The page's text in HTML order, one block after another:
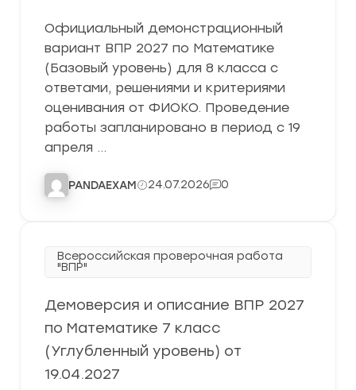
Официальный демонстрационный
вариант ВПР 2027 по Математике
(Базовый уровень) для 8 класса с
ответами, решениями и критериями
оценивания от ФИОКО. Проведение
работы запланировано в период с 19
апреля …
PANDAEXAM 24.07.2026 0
Всероссийская проверочная работа
"ВПР"
Демоверсия и описание ВПР 2027
по Математике 7 класс
(Углубленный уровень) от
19.04.2027